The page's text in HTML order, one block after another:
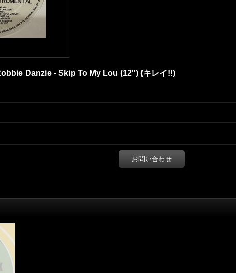
Danzie - Skip To My Lou (12'') (キレイ!!)
お問い合わせ